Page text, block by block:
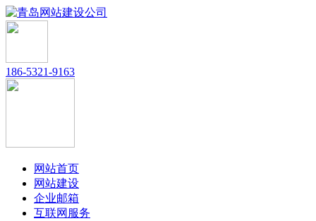
186-5321-9163
网站首页
网站建设
企业邮箱
互联网服务